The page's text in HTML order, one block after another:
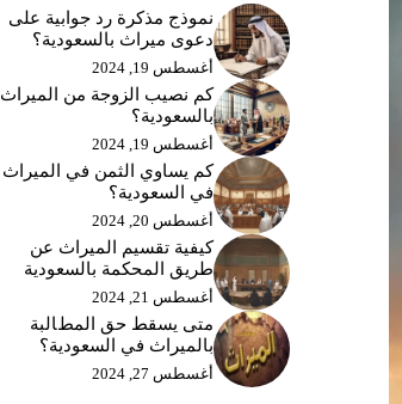
نموذج مذكرة رد جوابية على
دعوى ميراث بالسعودية؟
أغسطس 19, 2024
كم نصيب الزوجة من الميراث
بالسعودية؟
أغسطس 19, 2024
كم يساوي الثمن في الميراث
في السعودية؟
أغسطس 20, 2024
كيفية تقسيم الميراث عن
طريق المحكمة بالسعودية
أغسطس 21, 2024
متى يسقط حق المطالبة
بالميراث في السعودية؟
أغسطس 27, 2024